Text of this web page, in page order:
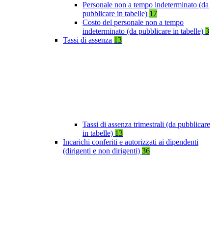
Personale non a tempo indeterminato (da
pubblicare in tabelle) 17
Costo del personale non a tempo
indeterminato (da pubblicare in tabelle) 3
Tassi di assenza 13
Tassi di assenza trimestrali (da pubblicare
in tabelle) 13
Incarichi conferiti e autorizzati ai dipendenti
(dirigenti e non dirigenti) 36